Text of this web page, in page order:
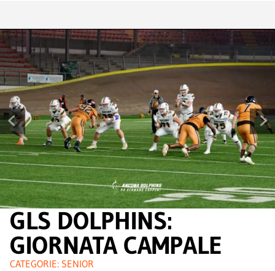
GLS DOLPHINS:
GIORNATA CAMPALE
CATEGORIE: SENIOR